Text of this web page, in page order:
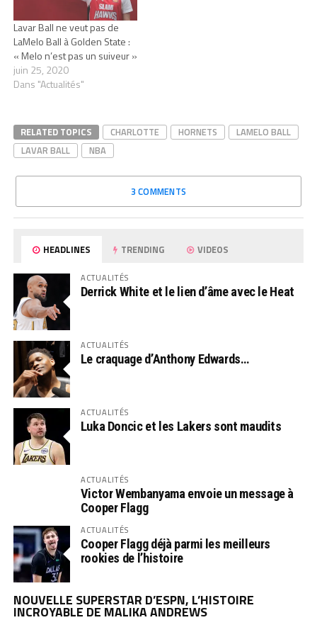
Lavar Ball ne veut pas de
LaMelo Ball à Golden State :
« Melo n’est pas un suiveur »
juin 25, 2020
Dans "Actualités"
RELATED TOPICS CHARLOTTE HORNETS
LAMELO BALL
LAVAR BALL
NBA
3 COMMENTS
HEADLINES TRENDING VIDEOS
ACTUALITÉS
Derrick White et le lien d’âme avec le Heat
ACTUALITÉS
Le craquage d’Anthony Edwards…
ACTUALITÉS
Luka Doncic et les Lakers sont maudits
ACTUALITÉS
Victor Wembanyama envoie un message à
Cooper Flagg
ACTUALITÉS
Cooper Flagg déjà parmi les meilleurs
rookies de l’histoire
NOUVELLE SUPERSTAR D’ESPN, L’HISTOIRE
INCROYABLE DE MALIKA ANDREWS